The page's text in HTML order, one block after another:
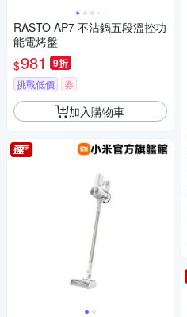
RASTO AP7 不沾鍋五段溫控功
能電烤盤
$981 9折
挑戰低價 券
加入購物車